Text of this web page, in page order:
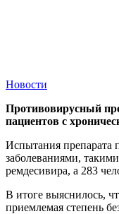
Новости
Противовирусный
пациентов с
Испытания препарата
заболеваниями,
ремдесивира, а 283
В итоге выяснилось,
приемлемая степень